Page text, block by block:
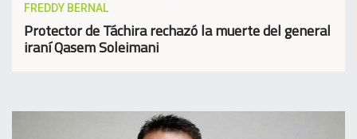
FREDDY BERNAL
Protector de Táchira rechazó la muerte del general
iraní Qasem Soleimani